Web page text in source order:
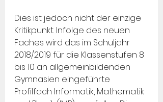
Dies ist jedoch nicht der einzige
Kritikpunkt. Infolge des neuen
Faches wird das im Schuljahr
2018/2019 für die Klassenstufen 8
bis 10 an allgemeinbildenden
Gymnasien eingeführte
Profilfach Informatik, Mathematik